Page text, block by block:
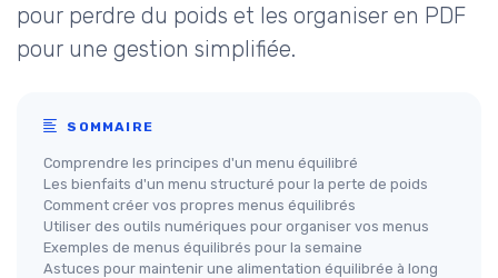
pour perdre du poids et les organiser en PDF
pour une gestion simplifiée.
SOMMAIRE
Comprendre les principes d'un menu équilibré
Les bienfaits d'un menu structuré pour la perte de poids
Comment créer vos propres menus équilibrés
Utiliser des outils numériques pour organiser vos menus
Exemples de menus équilibrés pour la semaine
Astuces pour maintenir une alimentation équilibrée à long